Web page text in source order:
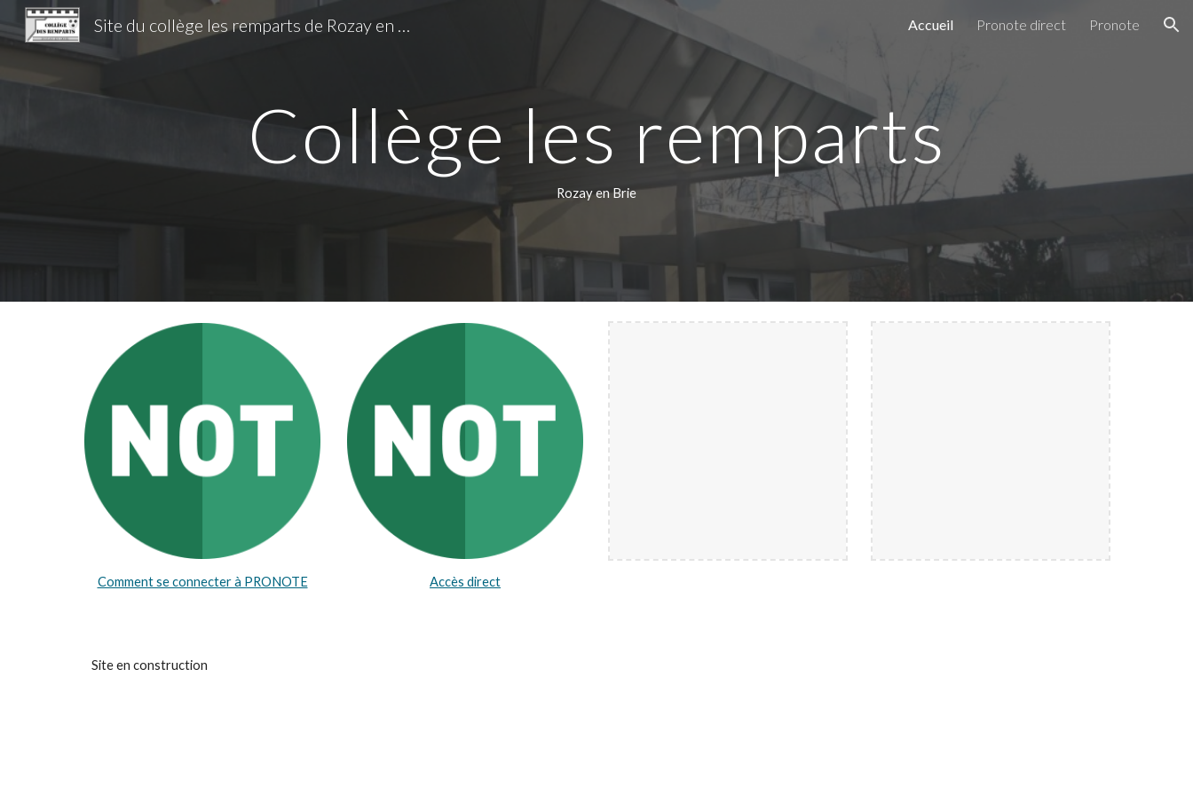
Skip to main content
Site du collège les remparts de Rozay en Brie Accueil Pronote direct Pronote
Collège les remparts
Rozay en Brie
Comment se connecter à PRONOTE Accès direct
Site en construction